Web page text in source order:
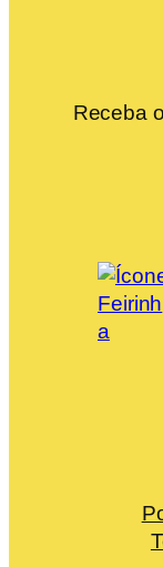
Receba